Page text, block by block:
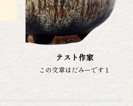
テスト作家
この文章はだみーです１